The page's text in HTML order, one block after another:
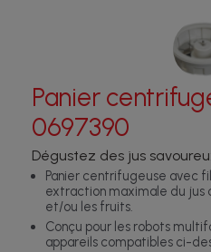
Panier
0697390
Dégustez des jus
Panier centrifugeuse avec
extraction maximale du jus
et/ou les fruits.
Conçu pour les robots
appareils compatibles ci-